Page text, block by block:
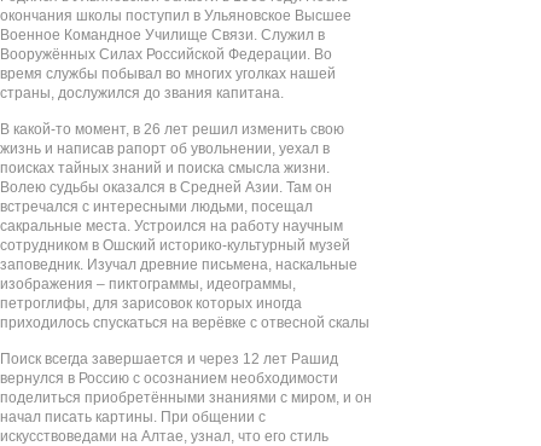
окончания школы поступил в Ульяновское Высшее
Военное Командное Училище Связи. Служил в
Вооружённых Силах Российской Федерации. Во
время службы побывал во многих уголках нашей
страны, дослужился до звания капитана.
В какой-то момент, в 26 лет решил изменить свою
жизнь и написав рапорт об увольнении, уехал в
поисках тайных знаний и поиска смысла жизни.
Волею судьбы оказался в Средней Азии. Там он
встречался с интересными людьми, посещал
сакральные места. Устроился на работу научным
сотрудником в Ошский историко-культурный музей
заповедник. Изучал древние письмена, наскальные
изображения – пиктограммы, идеограммы,
петроглифы, для зарисовок которых иногда
приходилось спускаться на верёвке с отвесной скалы
Поиск всегда завершается и через 12 лет Рашид
вернулся в Россию с осознанием необходимости
поделиться приобретёнными знаниями с миром, и он
начал писать картины. При общении с
искусствоведами на Алтае, узнал, что его стиль